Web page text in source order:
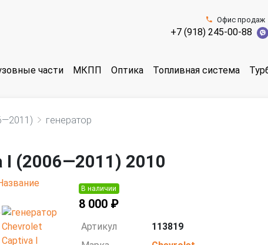
Офис продаж
+7 (918) 245-00-88
части МКПП Оптика Топливная система
генератор
I (2006—2011) 2010
В наличии
8 000 ₽
Артикул
113819